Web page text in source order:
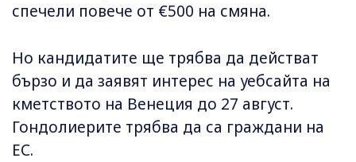
спечели повече от €500 на смяна.
Но кандидатите ще трябва да действат
бързо и да заявят интерес на уебсайта на
кметството на Венеция до 27 август.
Гондолиерите трябва да са граждани на
ЕС.